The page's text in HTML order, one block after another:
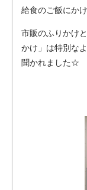
給食のご飯にか
市販のふりかけ
かけ」は特別な
聞かれました☆